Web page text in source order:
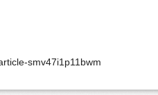
smv47i1p11bwm